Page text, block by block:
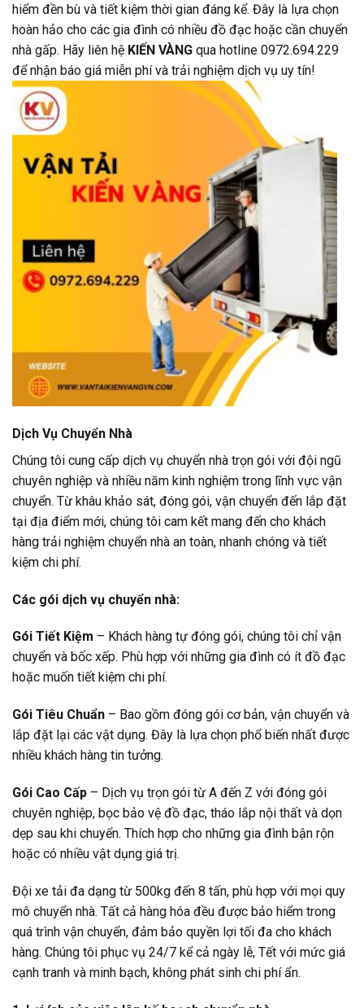
hiểm đền bù và tiết kiệm thời gian đáng kể. Đây là lựa chọn
hoàn hảo cho các gia đình có nhiều đồ đạc hoặc cần chuyển
nhà gấp. Hãy liên hệ KIẾN VÀNG qua hotline 0972.694.229
để nhận báo giá miễn phí và trải nghiệm dịch vụ uy tín!
Dịch Vụ Chuyển Nhà
Chúng tôi cung cấp dịch vụ chuyển nhà trọn gói với đội ngũ
chuyên nghiệp và nhiều năm kinh nghiệm trong lĩnh vực vận
chuyển. Từ khâu khảo sát, đóng gói, vận chuyển đến lắp đặt
tại địa điểm mới, chúng tôi cam kết mang đến cho khách
hàng trải nghiệm chuyển nhà an toàn, nhanh chóng và tiết
kiệm chi phí.
Các gói dịch vụ chuyển nhà:
Gói Tiết Kiệm – Khách hàng tự đóng gói, chúng tôi chỉ vận
chuyển và bốc xếp. Phù hợp với những gia đình có ít đồ đạc
hoặc muốn tiết kiệm chi phí.
Gói Tiêu Chuẩn – Bao gồm đóng gói cơ bản, vận chuyển và
lắp đặt lại các vật dụng. Đây là lựa chọn phổ biến nhất được
nhiều khách hàng tin tưởng.
Gói Cao Cấp – Dịch vụ trọn gói từ A đến Z với đóng gói
chuyên nghiệp, bọc bảo vệ đồ đạc, tháo lắp nội thất và dọn
dẹp sau khi chuyển. Thích hợp cho những gia đình bận rộn
hoặc có nhiều vật dụng giá trị.
Đội xe tải đa dạng từ 500kg đến 8 tấn, phù hợp với mọi quy
mô chuyển nhà. Tất cả hàng hóa đều được bảo hiểm trong
quá trình vận chuyển, đảm bảo quyền lợi tối đa cho khách
hàng. Chúng tôi phục vụ 24/7 kể cả ngày lễ, Tết với mức giá
cạnh tranh và minh bạch, không phát sinh chi phí ẩn.